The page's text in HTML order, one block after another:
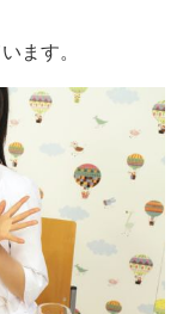
ます。